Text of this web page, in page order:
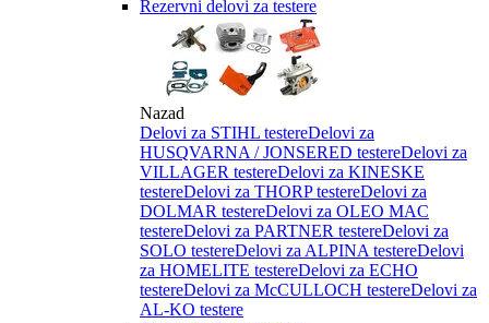
Rezervni delovi za testere
Nazad
Delovi za STIHL testereDelovi za
HUSQVARNA / JONSERED testereDelovi za
VILLAGER testereDelovi za KINESKE
testereDelovi za THORP testereDelovi za
DOLMAR testereDelovi za OLEO MAC
testereDelovi za PARTNER testereDelovi za
SOLO testereDelovi za ALPINA testereDelovi
za HOMELITE testereDelovi za ECHO
testereDelovi za McCULLOCH testereDelovi za
AL-KO testere